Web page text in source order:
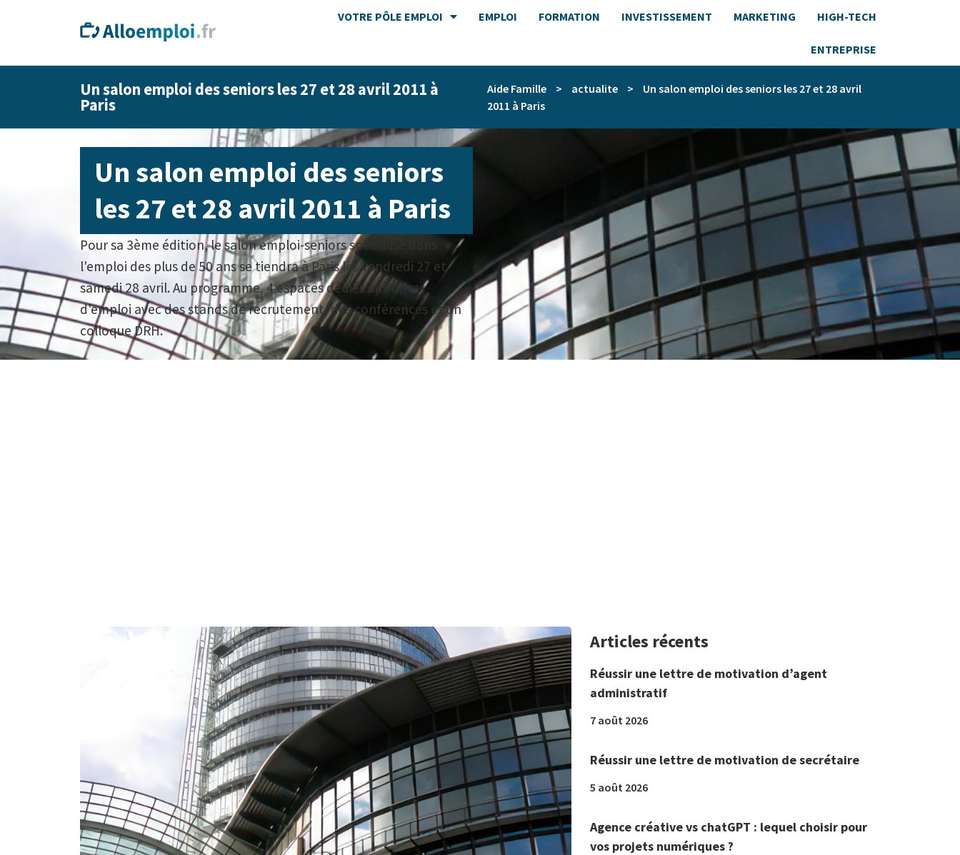
VOTRE PÔLE EMPLOI EMPLOI FORMATION INVESTISSEMENT MARKETING HIGH-TECH
ENTREPRISE
Un salon emploi des seniors les 27 et 28 avril 2011 à
Paris
Aide Famille > actualite >
Un salon emploi des seniors les 27 et 28 avril
2011 à Paris
Un salon emploi des seniors
les 27 et 28 avril 2011 à Paris
Pour sa 3ème édition, le salon emploi-seniors spécialisé dans
l'emploi des plus de 50 ans se tiendra à Paris les vendredi 27 et
samedi 28 avril. Au programme, 4 espaces dédiés aux offres
d'emploi avec des stands de recrutement, des conférences et un
colloque DRH.
Articles récents
Réussir une lettre de motivation d’agent
administratif
7 août 2026
Réussir une lettre de motivation de secrétaire
5 août 2026
Agence créative vs chatGPT : lequel choisir pour
vos projets numériques ?